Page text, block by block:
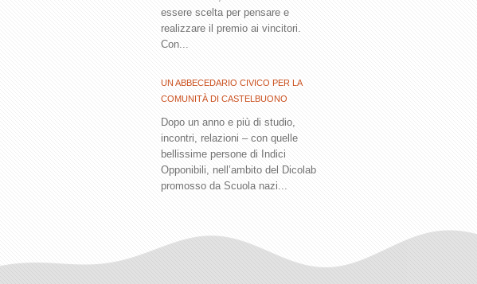
essere scelta per pensare e
realizzare il premio ai vincitori.
Con...
UN ABBECEDARIO CIVICO PER LA
COMUNITÀ DI CASTELBUONO
Dopo un anno e più di studio,
incontri, relazioni – con quelle
bellissime persone di Indici
Opponibili, nell’ambito del Dicolab
promosso da Scuola nazi...